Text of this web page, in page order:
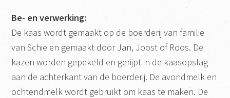
Be- en verwerking:
De kaas wordt gemaakt op de boerderij van familie
van Schie en gemaakt door Jan, Joost of Roos. De
kazen worden gepekeld en gerijpt in de kaasopslag
aan de achterkant van de boerderij. De avondmelk en
ochtendmelk wordt gebruikt om kaas te maken. De